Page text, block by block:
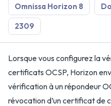
Omnissa Horizon 8
2309
Lorsque vous configurez la
certificats OCSP, Horizon
vérification à un répondeur
révocation d’un certificat de